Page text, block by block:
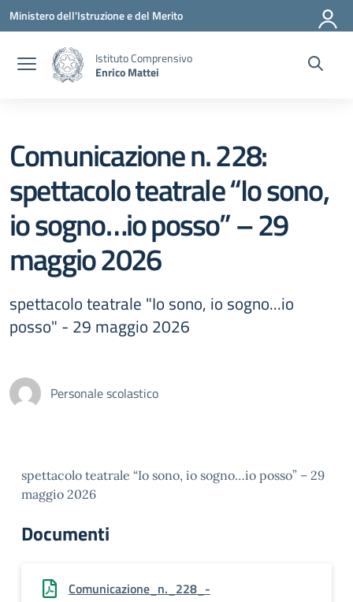
Vai ai contenuti
Vai al menu di navigazione
Vai al footer
Ministero dell'Istruzione e del Merito
Istituto Comprensivo
Enrico Mattei
Comunicazione n. 228:
spettacolo teatrale “Io sono,
io sogno…io posso” – 29
maggio 2026
spettacolo teatrale "Io sono, io sogno...io
posso" - 29 maggio 2026
Personale scolastico
spettacolo teatrale “Io sono, io sogno…io posso” – 29
maggio 2026
Documenti
Comunicazione_n._228_-